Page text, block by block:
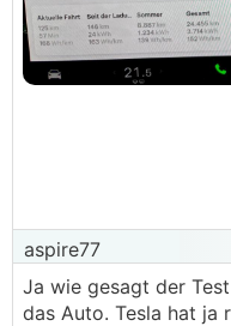
aspire77
Ja wie gesagt der
das Auto. Tesla hat ja